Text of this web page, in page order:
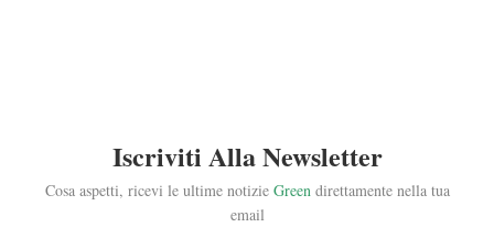
Iscriviti Alla Newsletter
Cosa aspetti, ricevi le ultime notizie Green direttamente nella tua
email